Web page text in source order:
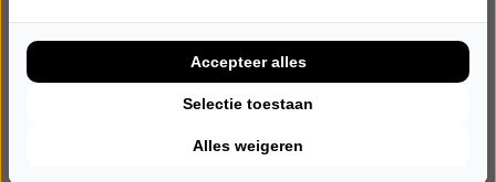
Tickets
Alles weigeren
Selectie toestaan
Accepteer alles